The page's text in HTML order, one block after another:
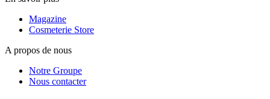
Magazine
Cosmeterie Store
A propos de nous
Notre Groupe
Nous contacter